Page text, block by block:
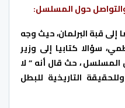
حول المسلسل:
قبة البرلمان، حيث وجه
سؤالا كتابيا إلى وزير
المسلسل ، حث قال أنه ” لا
التاريخية للبطل